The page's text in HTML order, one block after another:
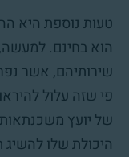
טעות נוספת היא
הוא בחינם. למעשה,
שירותיהם, אשר
פי שזה עלול
של יועץ
היכולת שלו להשיג